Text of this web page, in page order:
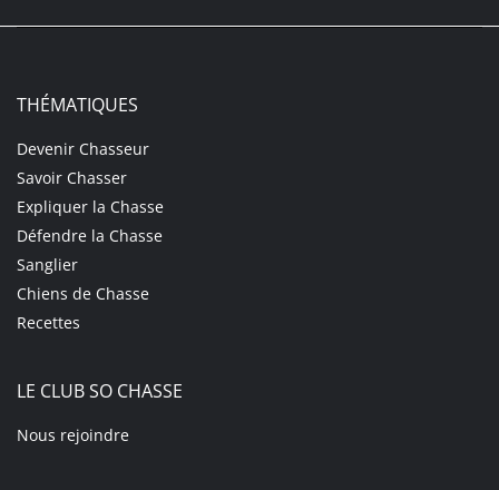
THÉMATIQUES
Devenir Chasseur
Savoir Chasser
Expliquer la Chasse
Défendre la Chasse
Sanglier
Chiens de Chasse
Recettes
LE CLUB SO CHASSE
Nous rejoindre